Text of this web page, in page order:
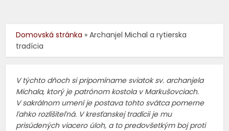
5 min. čítania
Domovská stránka »Archanjel Michal a rytierska
tradícia
V týchto dňoch si pripomíname sviatok sv. archanjela
Michala, ktorý je patrónom kostola v Markušovciach.
V sakrálnom umení je postava tohto svätca pomerne
ľahko rozlíšiteľná. V kresťanskej tradícii je mu
prisúdených viacero úloh, a to predovšetkým boj proti